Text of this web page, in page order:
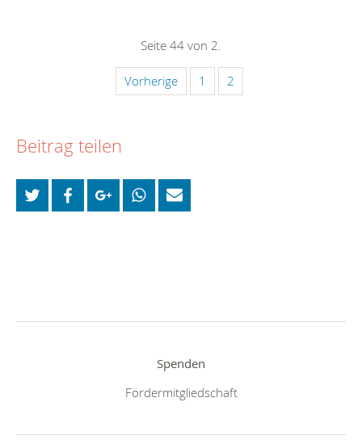
Seite 44 von 2.
Vorherige 1 2
Beitrag teilen
Spenden
Fördermitgliedschaft